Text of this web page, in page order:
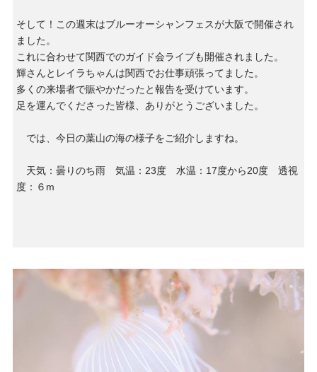
そして！この週末はブルーオーシャンフェスが大阪で開催され
ました。
これに合わせて関西でのガイド会ライブも開催されました。
輝さんとレイラちゃんは関西でお仕事頑張ってました。
多くの来場者で賑やかだったと報告を受けています。
足を運んでくださった皆様、ありがとうございました。
では、今日の葉山の海の様子をご紹介しますね。
天気：曇りのち雨 気温：23度 水温：17度から20度 透視
度：６m